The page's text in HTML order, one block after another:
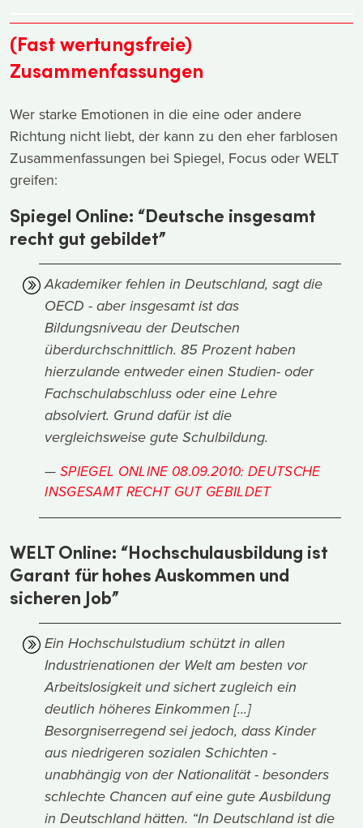
(Fast wertungsfreie)
Zusammenfassungen
Wer starke Emotionen in die eine oder andere
Richtung nicht liebt, der kann zu den eher farblosen
Zusammenfassungen bei Spiegel, Focus oder WELT
greifen:
Spiegel Online: “Deutsche insgesamt
recht gut gebildet”
Akademiker fehlen in Deutschland, sagt die
OECD - aber insgesamt ist das
Bildungsniveau der Deutschen
überdurchschnittlich. 85 Prozent haben
hierzulande entweder einen Studien- oder
Fachschulabschluss oder eine Lehre
absolviert. Grund dafür ist die
vergleichsweise gute Schulbildung.
SPIEGEL ONLINE 08.09.2010: DEUTSCHE
INSGESAMT RECHT GUT GEBILDET
WELT Online: “Hochschulausbildung ist
Garant für hohes Auskommen und
sicheren Job”
Ein Hochschulstudium schützt in allen
Industrienationen der Welt am besten vor
Arbeitslosigkeit und sichert zugleich ein
deutlich höheres Einkommen [...]
Besorgniserregend sei jedoch, dass Kinder
aus niedrigeren sozialen Schichten -
unabhängig von der Nationalität - besonders
schlechte Chancen auf eine gute Ausbildung
in Deutschland hätten. “In Deutschland ist die